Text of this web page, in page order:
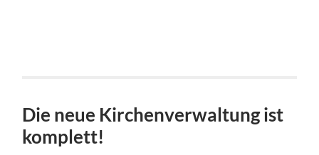
Die neue Kirchenverwaltung ist
komplett!